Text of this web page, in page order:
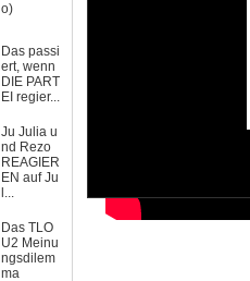
o)
Das passi
ert, wenn
DIE PART
EI regier...
Ju Julia u
nd Rezo
REAGIER
EN auf Ju
l...
Das TLO
U2 Meinu
ngsdilem
ma